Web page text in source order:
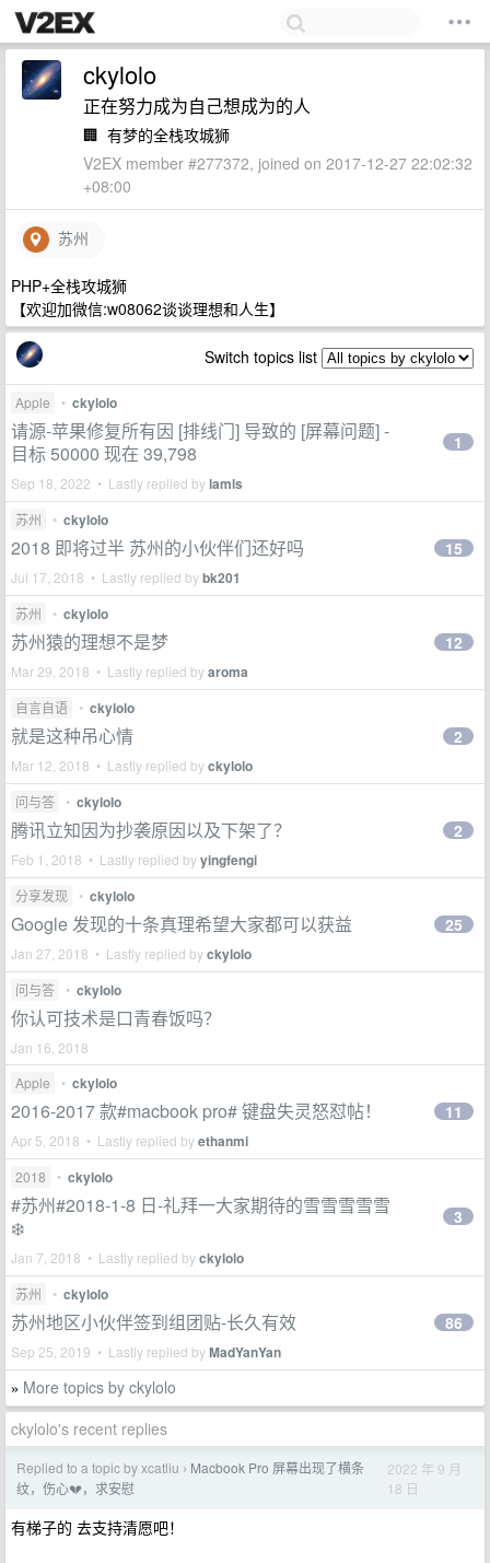
ckylolo
正在努力成为自己想成为的人
🏢 有梦的全栈攻城狮
V2EX member #277372, joined on 2017-12-27 22:02:32
+08:00
苏州
PHP+全栈攻城狮
【欢迎加微信:w08062谈谈理想和人生】
Switch topics list
Apple • ckylolo
请源-苹果修复所有因 [排线门] 导致的 [屏幕问题] -
目标 50000 现在 39,798
Sep 18, 2022 • Lastly replied bylamls
1
苏州 • ckylolo
2018 即将过半 苏州的小伙伴们还好吗
Jul 17, 2018 • Lastly replied bybk201
15
苏州 • ckylolo
苏州猿的理想不是梦
Mar 29, 2018 • Lastly replied byaroma
12
自言自语 • ckylolo
就是这种吊心情
Mar 12, 2018 • Lastly replied byckylolo
2
问与答 • ckylolo
腾讯立知因为抄袭原因以及下架了？
Feb 1, 2018 • Lastly replied byyingfengi
2
分享发现 • ckylolo
Google 发现的十条真理希望大家都可以获益
Jan 27, 2018 • Lastly replied byckylolo
25
问与答 • ckylolo
你认可技术是口青春饭吗？
Jan 16, 2018
Apple
• ckylolo
2016-2017 款#macbook pro# 键盘失灵怒怼帖！
Apr 5, 2018 • Lastly replied byethanmi
11
2018 • ckylolo
#苏州#2018-1-8 日-礼拜一大家期待的雪雪雪雪雪
❄️
Jan 7, 2018 • Lastly replied byckylolo
3
苏州 • ckylolo
苏州地区小伙伴签到组团贴-长久有效
Sep 25, 2019 • Lastly replied byMadYanYan
86
» More topics by ckylolo
ckylolo's recent replies
Replied to a topic by xcatliu › Macbook Pro 屏幕出现了横条
纹，伤心💔，求安慰
2022 年 9 月
18 日
有梯子的 去支持清愿吧！